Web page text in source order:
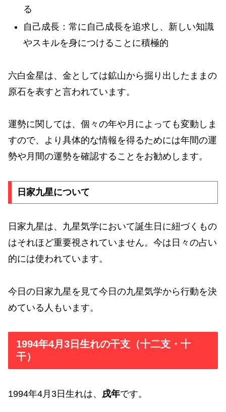
る
自己成長：常に自己成長を追求し、新しい知識
やスキルを身につけることに積極的
六白金星は、金としては鉱山から掘り出したままの
原石を表すと言われています。
運勢に関しては、個々の年や月によっても変動しま
すので、より具体的な情報を得るためには年間の運
勢や月間の運勢を確認することをお勧めします。
日家九星について
日家九星は、九星気学において誕生日に紐づくもの
はそれほど重要視されていません。今は日々の占い
的には使われています。
今日の日家九星を見て今日の九星気学から行動を決
めている人もいます。
1994年4月3日生れの干支（十二支・十
干）
1994年4月3日生れは、 戌年です。